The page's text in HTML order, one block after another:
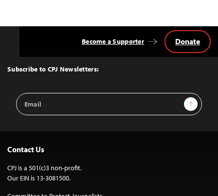
Top
Subscribe to CPJ Newsletters:
Email
Address
Sign Up
Become a Supporter Donate
Contact Us
CPJ is a 501(c)3 non-profit.
Our EIN is 13-3081500.